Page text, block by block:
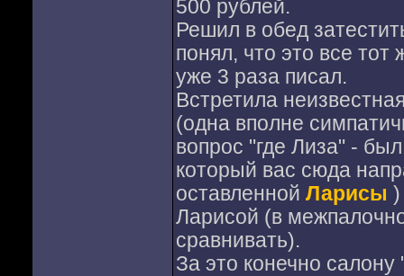
500 рублей.
Решил в обед
понял, что это все
уже 3 раза писал.
Встретила
(одна вполне
вопрос "где Лиза" -
который вас сюда
оставленной Ларисы )
Ларисой (в
сравнивать).
За это конечно